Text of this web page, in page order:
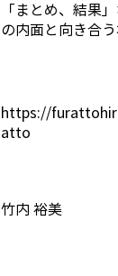
「まとめ、結果
の内面と向き合う
https://
atto
竹内 裕美